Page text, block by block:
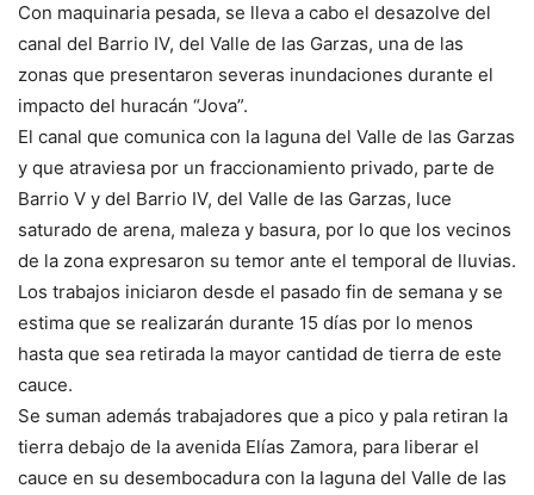
Con maquinaria pesada, se lleva a cabo el desazolve del
canal del Barrio IV, del Valle de las Garzas, una de las
zonas que presentaron severas inundaciones durante el
impacto del huracán “Jova”.
El canal que comunica con la laguna del Valle de las Garzas
y que atraviesa por un fraccionamiento privado, parte de
Barrio V y del Barrio IV, del Valle de las Garzas, luce
saturado de arena, maleza y basura, por lo que los vecinos
de la zona expresaron su temor ante el temporal de lluvias.
Los trabajos iniciaron desde el pasado fin de semana y se
estima que se realizarán durante 15 días por lo menos
hasta que sea retirada la mayor cantidad de tierra de este
cauce.
Se suman además trabajadores que a pico y pala retiran la
tierra debajo de la avenida Elías Zamora, para liberar el
cauce en su desembocadura con la laguna del Valle de las